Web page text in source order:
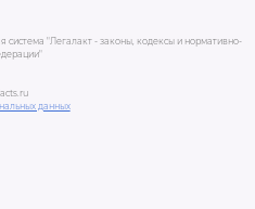
"Легалакт - законы, кодексы и нормативно-
данных